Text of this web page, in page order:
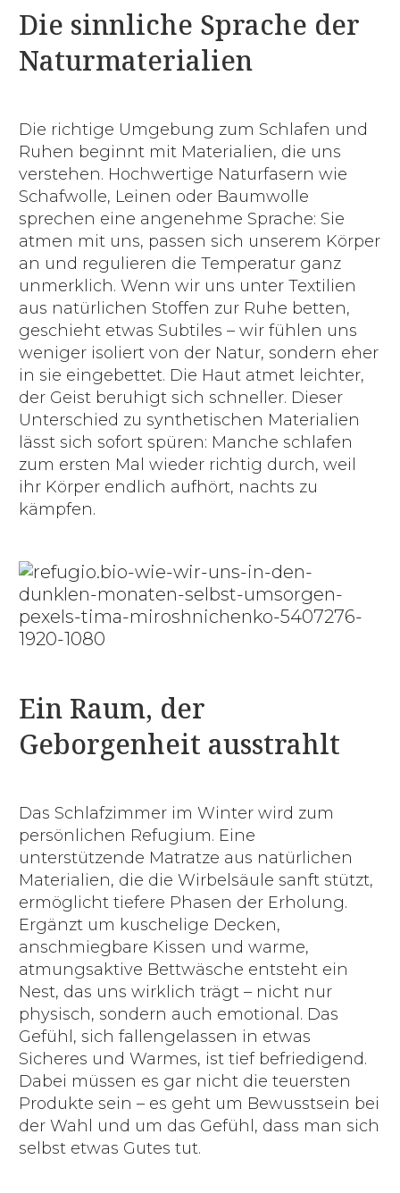
Die sinnliche Sprache der
Naturmaterialien
Die richtige Umgebung zum Schlafen und
Ruhen beginnt mit Materialien, die uns
verstehen. Hochwertige Naturfasern wie
Schafwolle, Leinen oder Baumwolle
sprechen eine angenehme Sprache: Sie
atmen mit uns, passen sich unserem Körper
an und regulieren die Temperatur ganz
unmerklich. Wenn wir uns unter Textilien
aus natürlichen Stoffen zur Ruhe betten,
geschieht etwas Subtiles – wir fühlen uns
weniger isoliert von der Natur, sondern eher
in sie eingebettet. Die Haut atmet leichter,
der Geist beruhigt sich schneller. Dieser
Unterschied zu synthetischen Materialien
lässt sich sofort spüren: Manche schlafen
zum ersten Mal wieder richtig durch, weil
ihr Körper endlich aufhört, nachts zu
kämpfen.
Ein Raum, der
Geborgenheit ausstrahlt
Das Schlafzimmer im Winter wird zum
persönlichen Refugium. Eine
unterstützende Matratze aus natürlichen
Materialien, die die Wirbelsäule sanft stützt,
ermöglicht tiefere Phasen der Erholung.
Ergänzt um kuschelige Decken,
anschmiegbare Kissen und warme,
atmungsaktive Bettwäsche entsteht ein
Nest, das uns wirklich trägt – nicht nur
physisch, sondern auch emotional. Das
Gefühl, sich fallengelassen in etwas
Sicheres und Warmes, ist tief befriedigend.
Dabei müssen es gar nicht die teuersten
Produkte sein – es geht um Bewusstsein bei
der Wahl und um das Gefühl, dass man sich
selbst etwas Gutes tut.